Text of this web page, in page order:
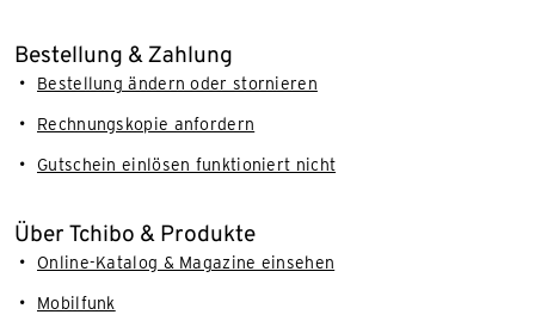
Bestellung & Zahlung
Bestellung ändern oder stornieren
Rechnungskopie anfordern
Gutschein einlösen funktioniert nicht
Über Tchibo & Produkte
Online-Katalog & Magazine einsehen
Mobilfunk